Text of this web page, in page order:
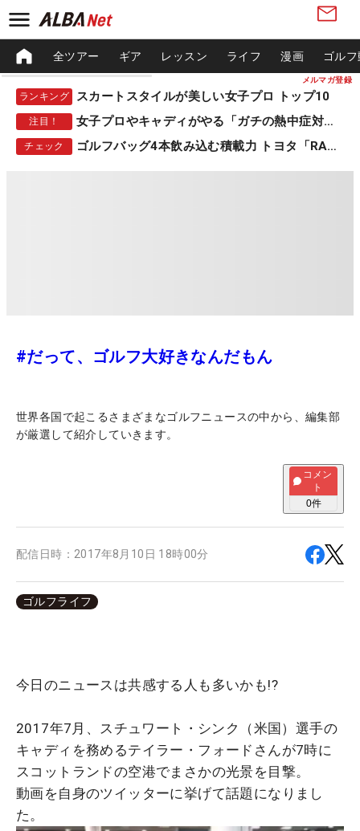
メルマガ登録
全ツアー ギア レッスン ライフ 漫画 ゴル
ランキング スカートスタイルが美しい女子プロ トップ10
注目！ 女子プロやキャディがやる「ガチの熱中症対策」
チェック ゴルフバッグ4本飲み込む積載力 トヨタ「RAV4」
#だって、ゴルフ大好きなんだもん
世界各国で起こるさまざまなゴルフニュースの中から、編集部
が厳選して紹介していきます。
コメン
ト
0件
配信日時： 2017年8月10日 18時00分
ゴルフライフ
今日のニュースは共感する人も多いかも!?
2017年7月、スチュワート・シンク（米国）選手の
キャディを務めるテイラー・フォードさんが7時に
スコットランドの空港でまさかの光景を目撃。
動画を自身のツイッターに挙げて話題になりまし
た。